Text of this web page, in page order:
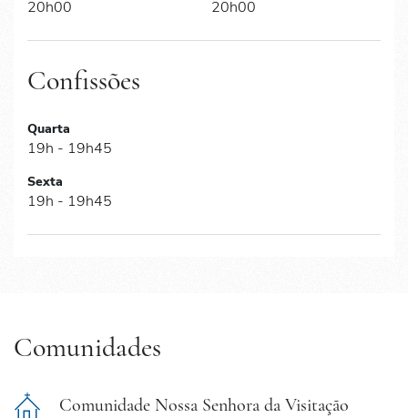
20h00 20h00
Confissões
Quarta
19h - 19h45
Sexta
19h - 19h45
Comunidades
Comunidade Nossa Senhora da Visitação